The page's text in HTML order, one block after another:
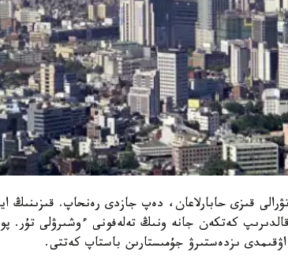
قىزى حابارلاعان، دەپ جازدى رەنحاپ. قىزىنىڭ
كەتكەن جانە ونىڭ تەلەفونى ءوشىرۋلى تۇر.
اۋقىمدى ىزدەستىرۋ جۇمىستارىن باستاپ كەتتى.